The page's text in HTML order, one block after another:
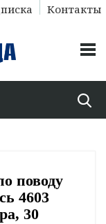
Контакты
поводу
4603
30